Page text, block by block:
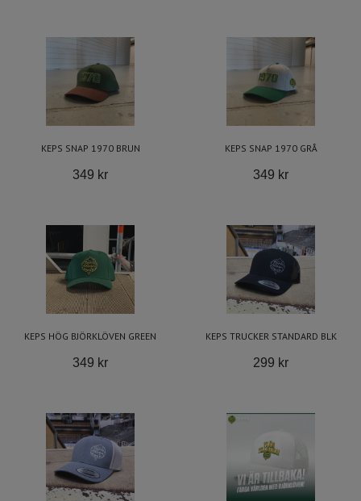
KEPS SNAP 1970 BRUN
349 kr
KEPS SNAP 1970 GRÅ
349 kr
KEPS HÖG BJÖRKLÖVEN GREEN
349 kr
KEPS TRUCKER STANDARD BLK
299 kr